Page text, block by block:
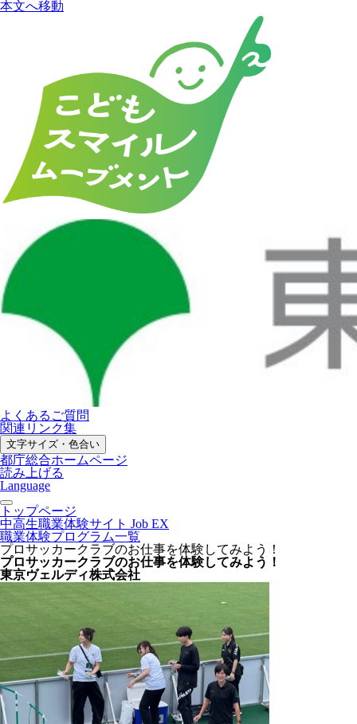
本文へ移動
よくあるご質問
関連リンク集
文字サイズ・色合い
都庁総合ホームページ
読み上げる
Language
トップページ
中高生職業体験サイト Job EX
職業体験プログラム一覧
プロサッカークラブのお仕事を体験してみよう！
プロサッカークラブのお仕事を体験してみよう！
東京ヴェルディ株式会社